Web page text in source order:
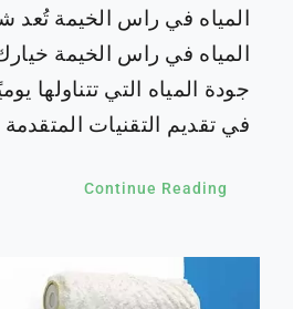
المياه في راس الخيمة تُعد
المياه في راس الخيمة
جودة المياه التي تتناولها
في تقديم التقنيات
Continue Reading